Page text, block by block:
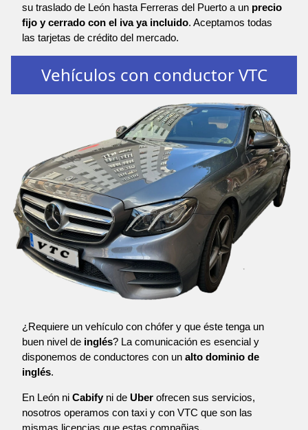
su traslado de León hasta Ferreras del Puerto a un precio
fijo y cerrado con el iva ya incluido. Aceptamos todas
las tarjetas de crédito del mercado.
Vehículos con conductor VTC
¿Requiere un vehículo con chófer y que éste tenga un
buen nivel de inglés? La comunicación es esencial y
disponemos de conductores con un alto dominio de
inglés.
En León ni Cabify ni de Uber ofrecen sus servicios,
nosotros operamos con taxi y con VTC que son las